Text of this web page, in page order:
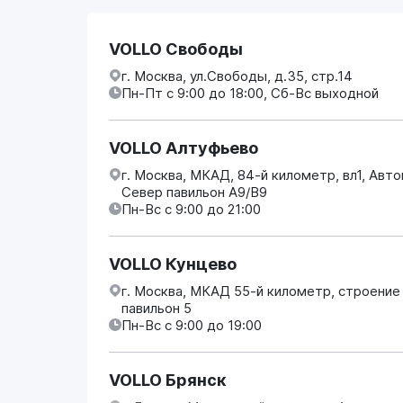
VOLLO Свободы
г. Москва, ул.Свободы, д.35, стр.14
Пн-Пт с 9:00 до 18:00, Сб-Вс выходной
VOLLO Алтуфьево
г. Москва, МКАД, 84-й километр, вл1,
Север павильон А9/В9
Пн-Вс с 9:00 до 21:00
VOLLO Кунцево
г. Москва, МКАД 55-й километр, строение
павильон 5
Пн-Вс с 9:00 до 19:00
VOLLO Брянск